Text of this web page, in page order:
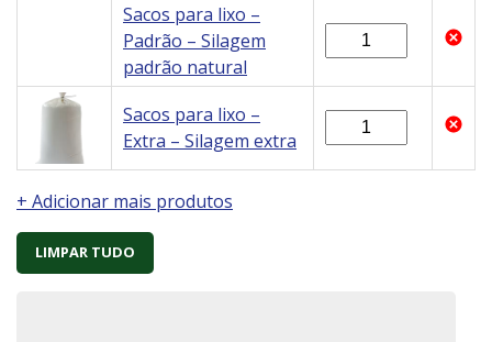
Sacos para lixo –
Padrão – Silagem
padrão natural
Sacos para lixo –
Extra – Silagem extra
+ Adicionar mais produtos
LIMPAR TUDO